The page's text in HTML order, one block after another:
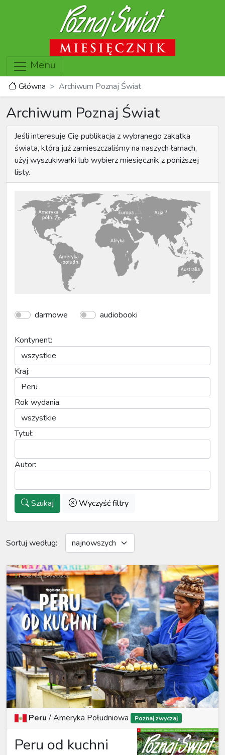
Menu
Główna Archiwum Poznaj Świat
Archiwum Poznaj Świat
Jeśli interesuje Cię publikacja z wybranego zakątka
świata, którą już zamieszczaliśmy na naszych łamach,
użyj wyszukiwarki lub wybierz miesięcznik z poniższej
listy.
darmowe audiobooki
Kontynent:
Kraj:
Rok wydania:
Tytuł:
Autor:
Szukaj Wyczyść filtry
Sortuj według:
Peru/Ameryka Południowa Poznaj zwyczaj
Peru od kuchni